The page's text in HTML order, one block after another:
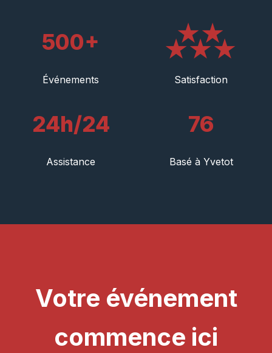
500+
Événements
★★
★★★
Satisfaction
24h/24
Assistance
76
Basé à Yvetot
Votre événement
commence ici